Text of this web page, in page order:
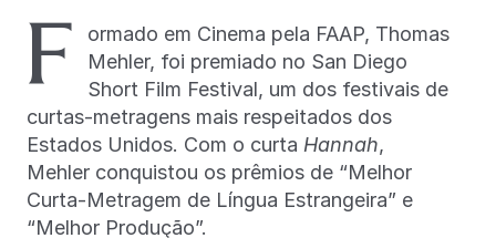
F
ormado em Cinema pela FAAP, Thomas
Mehler, foi premiado no San Diego
Short Film Festival, um dos festivais de
curtas-metragens mais respeitados dos
Estados Unidos. Com o curta Hannah,
Mehler conquistou os prêmios de “Melhor
Curta-Metragem de Língua Estrangeira” e
“Melhor Produção”.